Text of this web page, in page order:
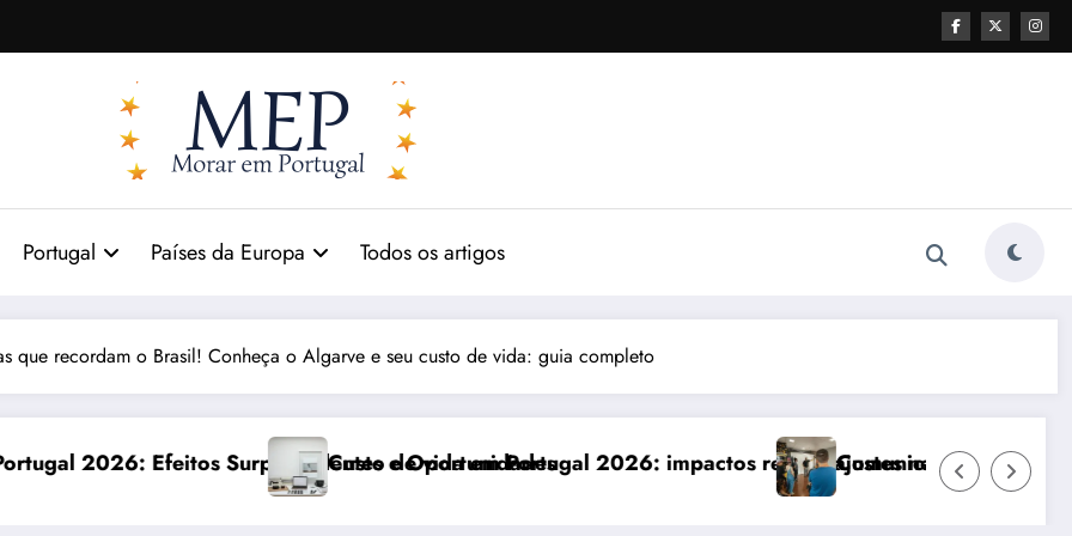
Portugal Países da Europa Todos os artigos
que recordam o Brasil! Conheça o Algarve e seu custo de vida: guia completo
e Oportunidades
Custo de vida em Portugal 2026: impactos reais e ajustes necessáriosComunicação com Balcões Públicos em 2026: Os